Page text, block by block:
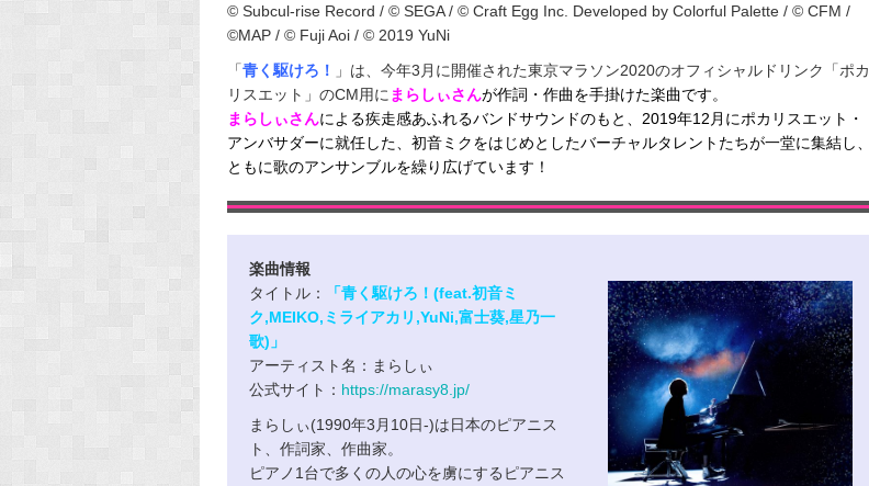
© Subcul-rise Record / ©︎ SEGA / ©︎ Craft Egg Inc. Developed by Colorful Palette / ©︎ CFM /
©MAP / ©︎ Fuji Aoi / ©︎ 2019 YuNi
「青く駆けろ！
」は、今年3月に開催された東京マラソン2020のオフィシャルドリンク「ポカ
リスエット」のCM用に まらしぃさんが作詞・作曲を手掛けた楽曲です。
まらしぃさんによる疾走感あふれるバンドサウンドのもと、2019年12月にポカリスエット・
アンバサダーに就任した、初音ミクをはじめとしたバーチャルタレントたちが一堂に集結し、
ともに歌のアンサンブルを繰り広げています！
楽曲情報
タイトル：
「青く駆けろ！(feat.初音ミ
ク,MEIKO,ミライアカリ,YuNi,富士葵,星乃一
歌)」
アーティスト名：まらしぃ
公式サイト： https://marasy8.jp/
まらしぃ(1990年3月10日-)は日本のピアニス
ト、作詞家、作曲家。
ピアノ1台で多くの人の心を虜にするピアニス